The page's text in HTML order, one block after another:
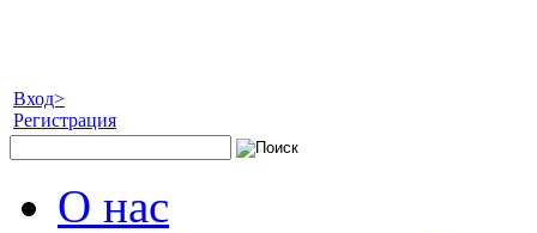
Вход>
Регистрация
О нас